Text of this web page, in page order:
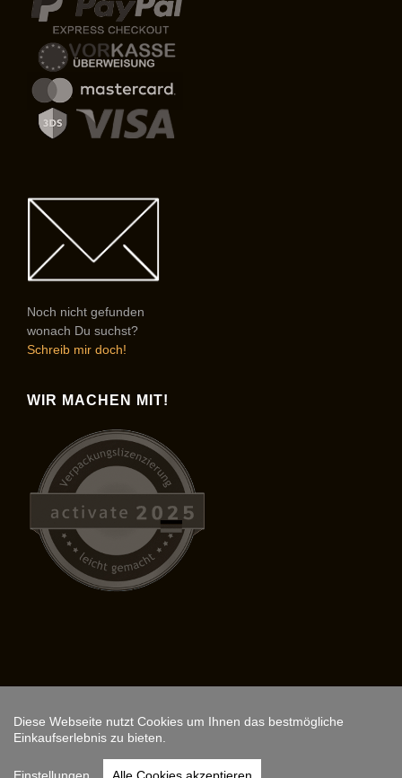
Noch nicht gefunden
wonach Du suchst?
Schreib mir doch!
WIR MACHEN MIT!
Copyright © 2026, ARS FANTASIO.
Instagram
Diese Webseite nutzt Cookies um Ihnen das bestmögliche
Einkaufserlebnis zu bieten.